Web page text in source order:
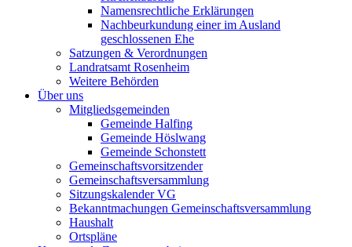
Namensrechtliche Erklärungen
Nachbeurkundung einer im Ausland
geschlossenen Ehe
Satzungen & Verordnungen
Landratsamt Rosenheim
Weitere Behörden
Über uns
Mitgliedsgemeinden
Gemeinde Halfing
Gemeinde Höslwang
Gemeinde Schonstett
Gemeinschaftsvorsitzender
Gemeinschaftsversammlung
Sitzungskalender VG
Bekanntmachungen Gemeinschaftsversammlung
Haushalt
Ortspläne